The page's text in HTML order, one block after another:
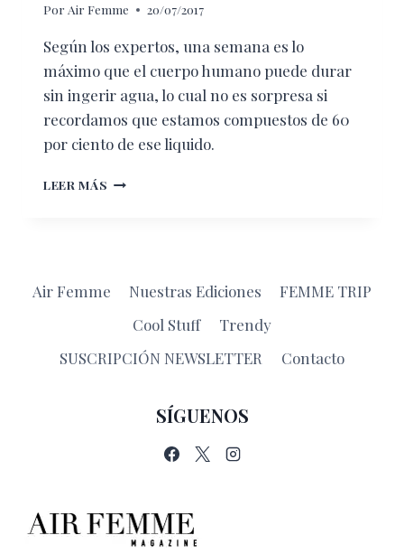
Por Air Femme 20/07/2017
Según los expertos, una semana es lo
máximo que el cuerpo humano puede durar
sin ingerir agua, lo cual no es sorpresa si
recordamos que estamos compuestos de 60
por ciento de ese liquido.
LEER MÁS REUSAR
TU
Air Femme Nuestras Ediciones
FEMME TRIP
Cool Stuff
Trendy
SUSCRIPCIÓN NEWSLETTER
Contacto
SÍGUENOS